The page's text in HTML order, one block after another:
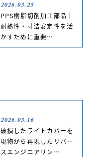
2026.03.25
PPS樹脂切削加工部品｜
耐熱性・寸法安定性を活
かすために重要…
2026.03.16
破損したライトカバーを
現物から再現したリバー
スエンジニアリン…